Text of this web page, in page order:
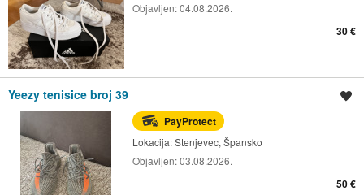
Objavljen:04.08.2026.
30 €
Yeezy tenisice broj 39
PayProtect
Lokacija:Stenjevec, Špansko
Objavljen:03.08.2026.
50 €